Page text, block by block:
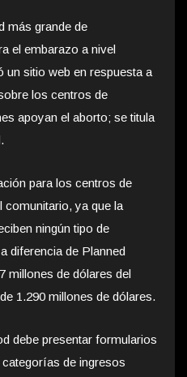
más grande de
el embarazo a nivel
un sitio web en respuesta a
los centros de
apoyan el aborto; se titula
para los centros de
comunitario, ya que la
ningún tipo de
diferencia de Planned
millones de dólares del
1.290 millones de dólares.
debe presentar formularios
de ingresos